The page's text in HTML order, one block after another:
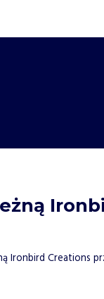
Ironbird Creations